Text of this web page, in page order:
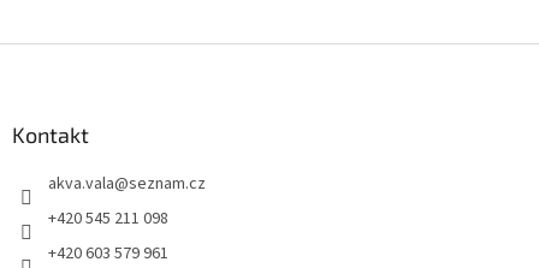
Kontakt
akva.vala@seznam.cz
+420 545 211 098
+420 603 579 961